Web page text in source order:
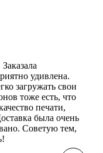
удивлена.
загружать свои
тоже есть, что
печати,
была очень
Советую тем,